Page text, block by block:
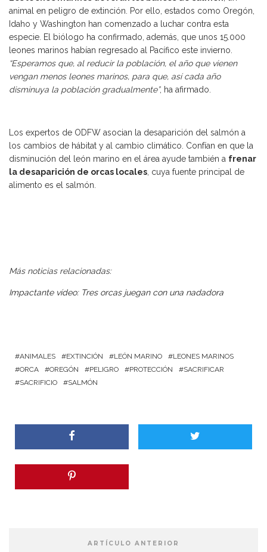
animal en peligro de extinción. Por ello, estados como Oregón,
Idaho y Washington han comenzado a luchar contra esta
especie. El biólogo ha confirmado, además, que unos 15.000
leones marinos habían regresado al Pacífico este invierno.
“Esperamos que, al reducir la población, el año que vienen
vengan menos leones marinos, para que, así cada año
disminuya la población gradualmente”, ha afirmado.
Los expertos de ODFW asocian la desaparición del salmón a
los cambios de hábitat y al cambio climático. Confían en que la
disminución del león marino en el área ayude también a frenar
la desaparición de orcas locales, cuya fuente principal de
alimento es el salmón.
Más noticias relacionadas:
Impactante vídeo: Tres orcas juegan con una nadadora
ANIMALES EXTINCIÓN LEÓN MARINO
LEONES MARINOS
ORCA
OREGÓN PELIGRO PROTECCIÓN
SACRIFICAR
SACRIFICIO
SALMÓN
ARTÍCULO ANTERIOR